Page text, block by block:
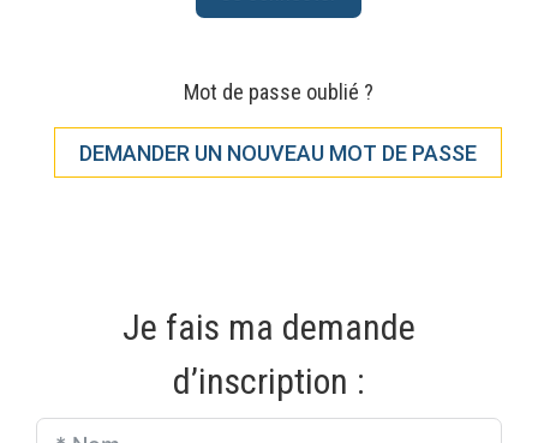
Mot de passe oublié ?
DEMANDER UN NOUVEAU MOT DE PASSE
Je fais ma demande
d’inscription :